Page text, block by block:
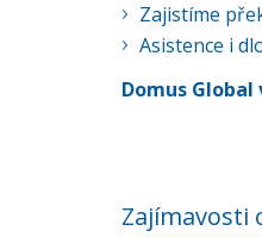
Zajistíme
Asistence i
Domus Global
Zajímavosti